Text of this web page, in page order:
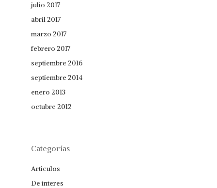
julio 2017
abril 2017
marzo 2017
febrero 2017
septiembre 2016
septiembre 2014
enero 2013
octubre 2012
Categorías
Articulos
De interes